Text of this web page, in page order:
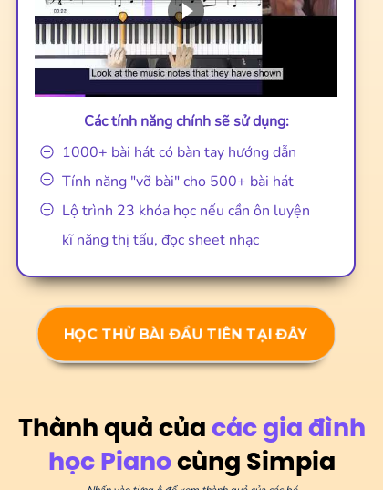
Các tính năng chính sẽ sử dụng:
1000+ bài hát có bàn tay hướng dẫn
Tính năng "vỡ bài" cho 500+ bài hát
Lộ trình 23 khóa học nếu cần ôn luyện
kĩ năng thị tấu, đọc sheet nhạc
HỌC THỬ BÀI ĐẦU TIÊN TẠI ĐÂY
Thành quả củacác gia đình
học Pianocùng Simpia